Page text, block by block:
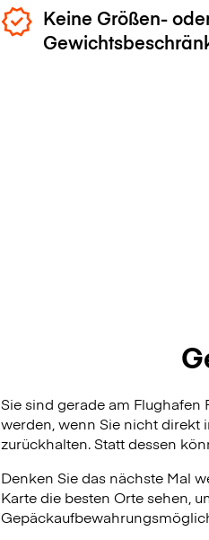
Keine Größen-
Sie sind gerade am
werden, wenn Sie nicht direkt
zurückhalten. Statt dessen
Denken Sie das nächste Mal
Karte die besten Orte sehen,